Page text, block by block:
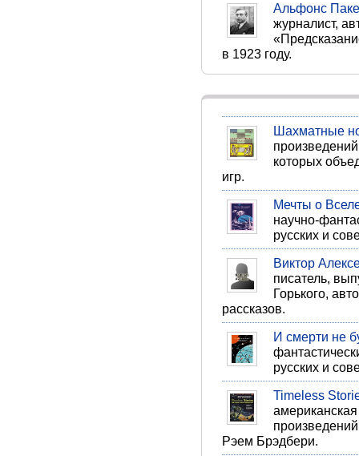
Альфонс Паке
журналист,
в 1923 году.
Шахматные
которых
игр.
Мечты о
научно-
русских и
Виктор
писатель,
Горького,
рассказов.
И смерти не
русских и
Timeless
Рэем Брэдбери.